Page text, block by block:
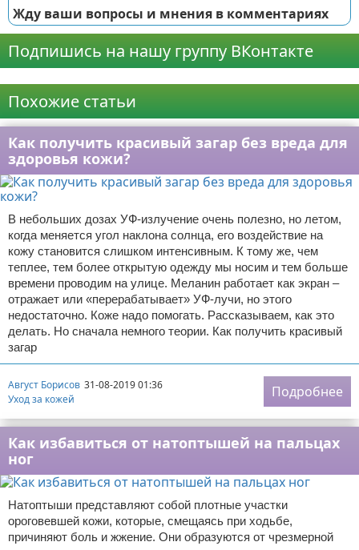
Жду ваши вопросы и мнения в комментариях
Подпишись на нашу группу ВКонтакте
Похожие статьи
Как получить красивый загар без вреда для
здоровья кожи?
В небольших дозах УФ-излучение очень полезно, но летом,
когда меняется угол наклона солнца, его воздействие на
кожу становится слишком интенсивным. К тому же, чем
теплее, тем более открытую одежду мы носим и тем больше
времени проводим на улице. Меланин работает как экран –
отражает или «перерабатывает» УФ-лучи, но этого
недостаточно. Коже надо помогать. Рассказываем, как это
делать. Но сначала немного теории. Как получить красивый
загар
Август Борисов 31-08-2019 01:36
Уход за кожей
Подробнее
Как избавиться от натоптышей на пальцах
ног
Натоптыши представляют собой плотные участки
ороговевшей кожи, которые, смещаясь при ходьбе,
причиняют боль и жжение. Они образуются от чрезмерной